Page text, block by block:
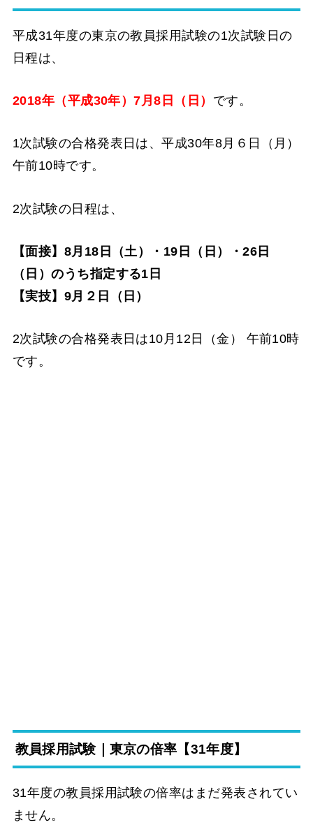
平成31年度の東京の教員採用試験の1次試験日の
日程は、
2018年（平成30年）7月8日（日） です。
1次試験の合格発表日は、平成30年8月６日（月）
午前10時です。
2次試験の日程は、
【面接】8月18日（土）・19日（日）・26日
（日）のうち指定する1日
【実技】9月２日（日）
2次試験の合格発表日は10月12日（金） 午前10時
です。
教員採用試験｜東京の倍率【31年度】
31年度の教員採用試験の倍率はまだ発表されてい
ません。